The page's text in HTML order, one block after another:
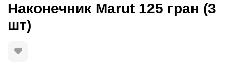
Наконечник Marut 125 гран (3
шт)